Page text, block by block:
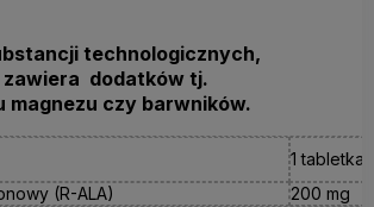
technologicznych,
zawiera dodatków tj.
magnezu czy barwników.
1 tabletka
(R-ALA)
200 mg